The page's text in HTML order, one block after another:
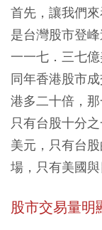
首先，讓我們
是台灣股市登
一一七．三七
同年香港股市
港多二十倍，
只有台股十分
美元，只有台
場，只有美國與
股市交易量明